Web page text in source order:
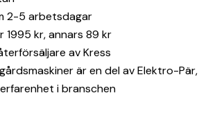
2-5 arbetsdagar
1995 kr, annars 89 kr
av Kress
är en del av Elektro-Pär,
i branschen